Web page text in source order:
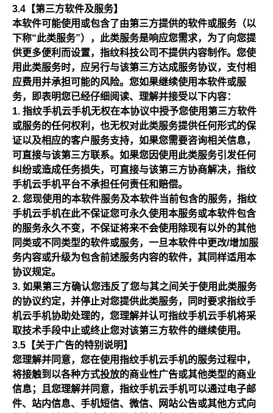
3.4【第三方软件及服务】
本软件可能使用或包含了由第三方提供的软件或服务（以
下称“此类服务”），此类服务是响应您需求，为了向您提
供更多便利而设置，指纹科技公司不提供内容制作。您使
用此类服务时，应另行与该第三方达成服务协议，支付相
应费用并承担可能的风险。您如果继续使用本软件或服
务，即表明您已经仔细阅读、理解并接受以下内容：
指纹手机云手机无权在本协议中授予您使用第三方软件
或服务的任何权利，也无权对此类服务提供任何形式的保
证以及相应的客户服务支持，如果您需要咨询相关信息，
可直接与该第三方联系。如果您因使用此类服务引发任何
纠纷或造成任务损失，可直接与该第三方协商解决，指纹
手机云手机平台不承担任何责任和赔偿。
您现使用的本软件服务及本软件当前包含的服务，指纹
手机云手机在此不保证您可永久使用本服务或本软件包含
的服务永久不变，不保证将来不会使用除现有以外的其他
同类或不同类型的软件或服务，一旦本软件中更改/增加服
务内容或升级为包含前述服务内容的软件，其同样适用本
协议规定。
如果第三方确认您违反了您与其之间关于使用此类服务
的协议约定，并停止对您提供此类服务，同时要求指纹手
机云手机协助处理的，您理解并认可指纹手机云手机将采
取技术手段中止或终止您对该第三方软件的继续使用。
3.5【关于广告的特别说明】
您理解并同意，您在使用指纹手机云手机的服务过程中，
将接触到以各种方式投放的商业性广告或其他类型的商业
信息；且您理解并同意，指纹手机云手机可以通过电子邮
件、站内信息、手机短信、微信、网站公告或其他方式向